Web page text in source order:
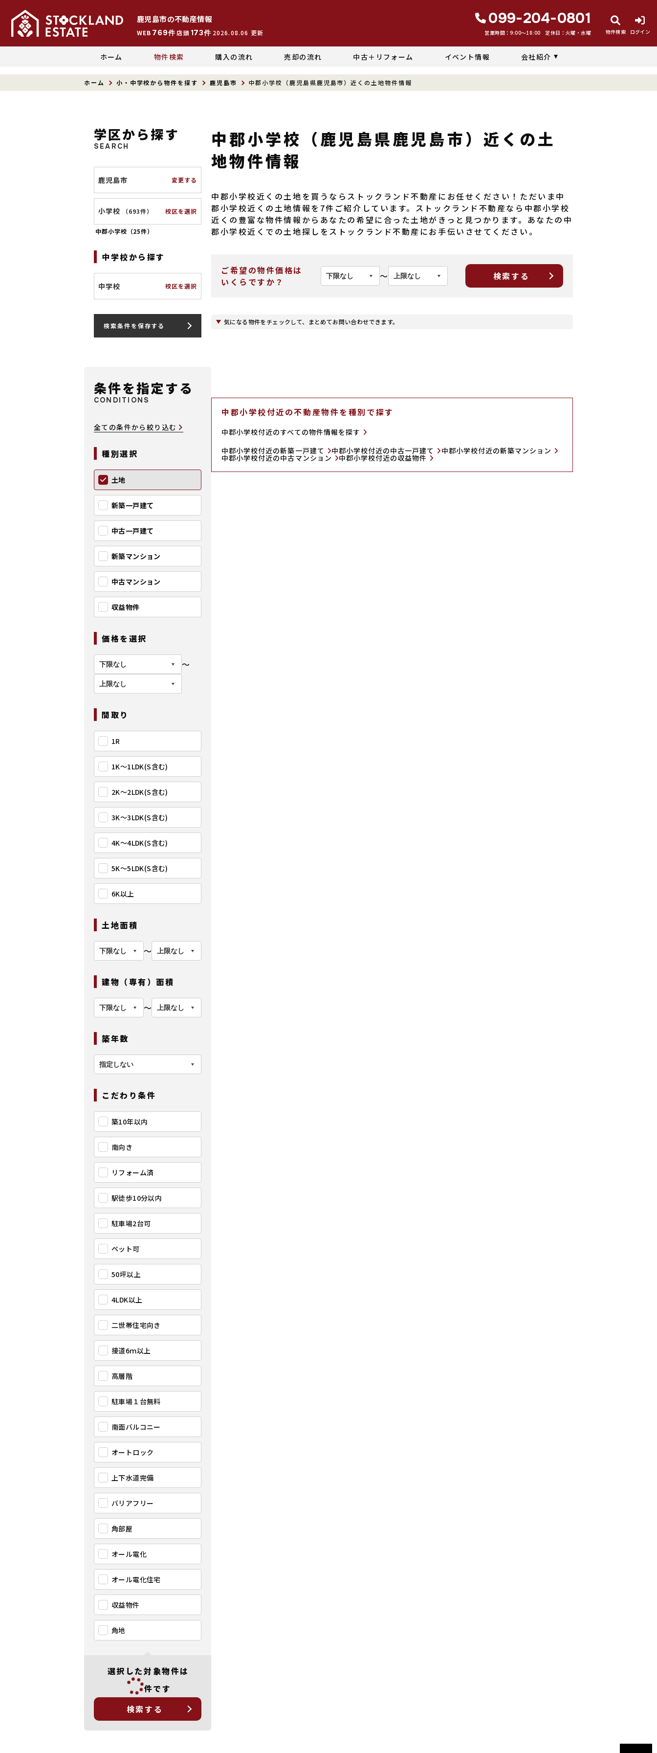
鹿児島市の不動産情報
WEB 769件 店頭 173件 2026.08.06 更新
099-204-0801
営業時間：9:00〜18:00 定休日：火曜・水曜 物件検索 ログイン
ホーム 物件検索 購入の流れ 売却の流れ 中古＋リフォーム イベント情報 会社紹介
ホーム 小・中学校から物件を探す 鹿児島市 中郡小学校（鹿児島県鹿児島市）近くの土地物件情報
中郡小学校（鹿児島県鹿児島市）近くの土
地物件情報
中郡小学校近くの土地を買うならストックランド不動産にお任せください！ただいま中
郡小学校近くの土地情報を7件ご紹介しています。ストックランド不動産なら中郡小学校
近くの豊富な物件情報からあなたの希望に合った土地がきっと見つかります。あなたの中
郡小学校近くでの土地探しをストックランド不動産にお手伝いさせてください。
ご希望の物件価格は
いくらですか？
〜 検索する
気になる物件をチェックして、まとめてお問い合わせできます。
中郡小学校付近の不動産物件を種別で探す
中郡小学校付近のすべての物件情報を探す
中郡小学校付近の新築一戸建て
中郡小学校付近の中古一戸建て 中郡小学校付近の新築マンション
中郡小学校付近の中古マンション 中郡小学校付近の収益物件
学区から探す
SEARCH
鹿児島市 変更する
小学校 （693件） 校区を選択
中郡小学校（25件）
中学校から探す
中学校 校区を選択
検索条件を保存する
条件を指定する
CONDITIONS
全ての条件から絞り込む
種別選択
土地
新築一戸建て
中古一戸建て
新築マンション
中古マンション
収益物件
価格を選択
〜
間取り
1R
1K〜1LDK(S含む)
2K〜2LDK(S含む)
3K〜3LDK(S含む)
4K〜4LDK(S含む)
5K〜5LDK(S含む)
6K以上
土地面積
〜
建物（専有）面積
〜
築年数
こだわり条件
築10年以内
南向き
リフォーム済
駅徒歩10分以内
駐車場2台可
ペット可
50坪以上
4LDK以上
二世帯住宅向き
接道6ｍ以上
高層階
駐車場１台無料
南面バルコニー
オートロック
上下水道完備
バリアフリー
角部屋
オール電化
オール電化住宅
収益物件
角地
選択した対象物件は
件です
検索する